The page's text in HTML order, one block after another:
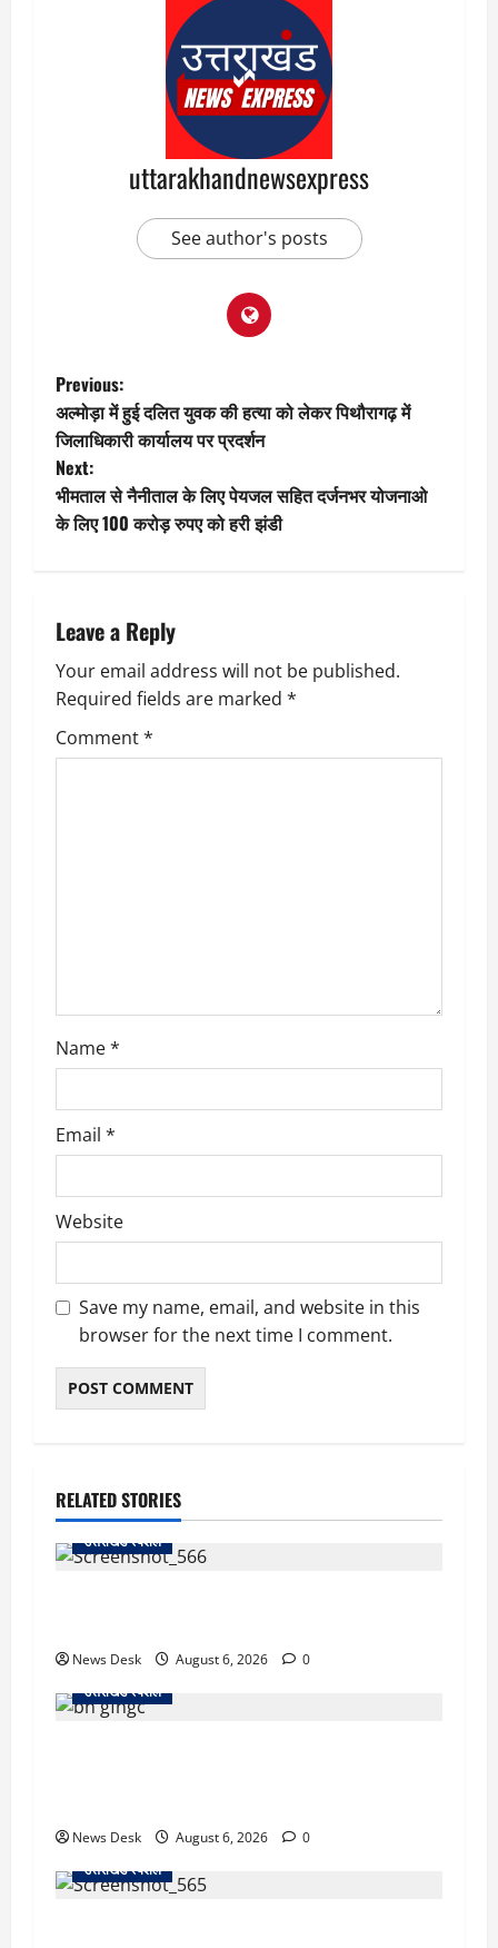
uttarakhandnewsexpress
See author's posts
P
o
s
t
a
v
i
g
Previous:
अल्मोड़ा में हुई दलित युवक की हत्या को लेकर पिथौरागढ़ में
जिलाधिकारी कार्यालय पर प्रदर्शन
Next:
भीमताल से नैनीताल के लिए पेयजल सहित दर्जनभर योजनाओ
के लिए 100 करोड़ रुपए को हरी झंडी
Leave a Reply
Your email address will not be published.
Required fields are marked *
Comment*
Name*
Email *
Website
Save my name, email, and website in this
browser for the next time I comment.
RELATED STORIES
उत्तराखंड स्पेशल
News Desk August 6, 2026
0
उत्तराखंड स्पेशल
News Desk August 6, 2026
0
उत्तराखंड स्पेशल